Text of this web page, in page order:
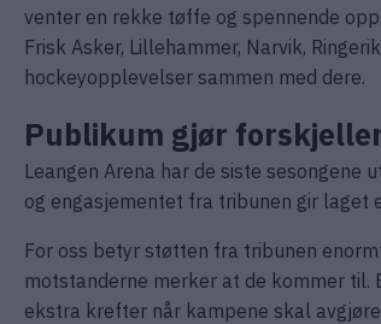
venter en rekke tøffe og spennende
Frisk Asker, Lillehammer, Narvik,
hockeyopplevelser sammen med dere.
Publikum gjør
Leangen Arena har de siste
og engasjementet fra tribunen gir
For oss betyr støtten fra tribunen
motstanderne merker at de kommer
ekstra krefter når kampene skal